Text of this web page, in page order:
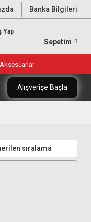
Banka Bilgileri
Yap
Sepetim
Aksesuarlar
Alışverişe Başla